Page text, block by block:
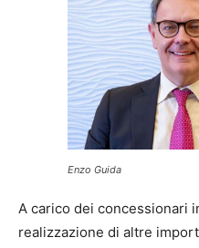
Enzo Guida
A carico dei concessionari
realizzazione di altre